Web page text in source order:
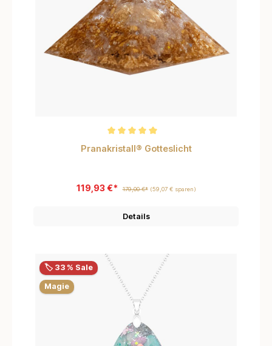
Durchschnittliche Bewertung von 5 von 5 Sternen
Pranakristall® Gotteslicht
119,93 €* 179,00 €* (59,07 € sparen)
Details
🏷️ 33 % Sale
Magie